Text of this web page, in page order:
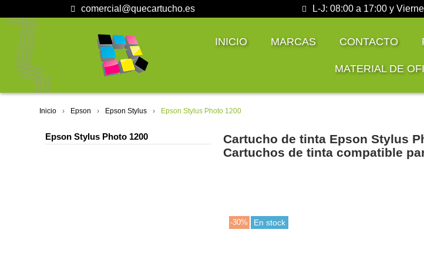
comercial@quecartucho.es L-J: 08:00 a 17:00 y
INICIO MARCAS CONTACTO
MATERIAL DE
Inicio Epson Epson Stylus Epson Stylus Photo 1200
Epson Stylus Photo 1200
Cartucho de tinta Epson Stylus
Cartuchos de tinta compatible
-30% En stock